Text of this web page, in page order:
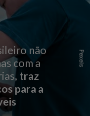
não
com a
, traz
para a
Pexels